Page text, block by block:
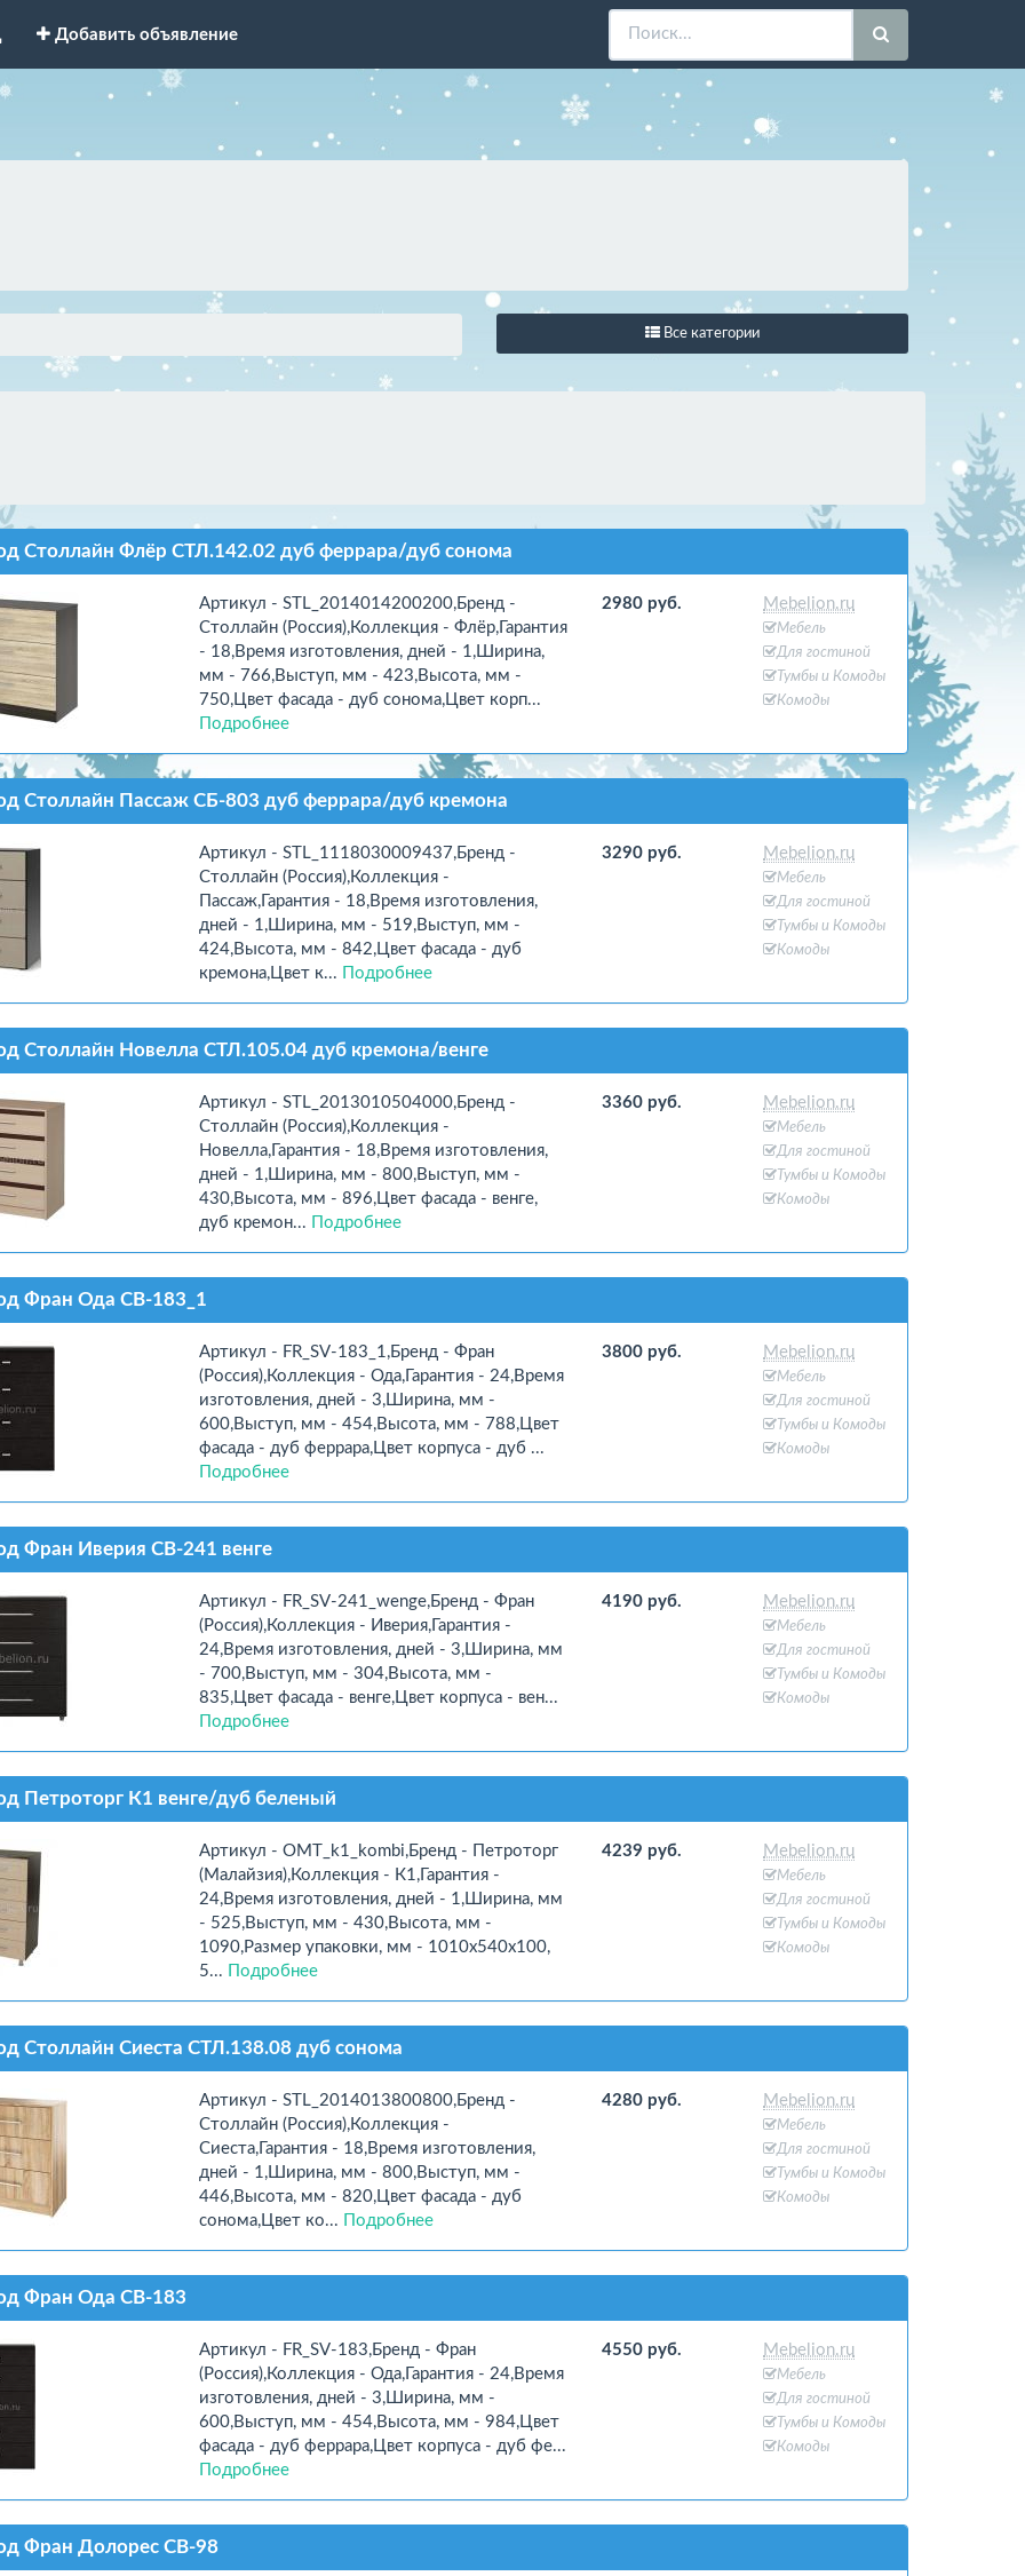
Добавить объявление
Все категории
Столлайн Флёр СТЛ.142.02 дуб феррара/дуб сонома
Артикул - STL_2014014200200,Бренд -
Столлайн (Россия),Коллекция - Флёр,Гарантия
- 18,Время изготовления, дней - 1,Ширина,
мм - 766,Выступ, мм - 423,Высота, мм -
750,Цвет фасада - дуб сонома,Цвет корп...
Подробнее
2980 руб. Mebelion.ru
Мебель
Для гостиной
Тумбы и Комоды
Комоды
Столлайн Пассаж СБ-803 дуб феррара/дуб кремона
Артикул - STL_1118030009437,Бренд -
Столлайн (Россия),Коллекция -
Пассаж,Гарантия - 18,Время изготовления,
дней - 1,Ширина, мм - 519,Выступ, мм -
424,Высота, мм - 842,Цвет фасада - дуб
кремона,Цвет к...
Подробнее
3290 руб. Mebelion.ru
Мебель
Для гостиной
Тумбы и Комоды
Комоды
Столлайн Новелла СТЛ.105.04 дуб кремона/венге
Артикул - STL_2013010504000,Бренд -
Столлайн (Россия),Коллекция -
Новелла,Гарантия - 18,Время изготовления,
дней - 1,Ширина, мм - 800,Выступ, мм -
430,Высота, мм - 896,Цвет фасада - венге,
дуб кремон...
Подробнее
3360 руб. Mebelion.ru
Мебель
Для гостиной
Тумбы и Комоды
Комоды
Фран Ода СВ-183_1
Артикул - FR_SV-183_1,Бренд - Фран
(Россия),Коллекция - Ода,Гарантия - 24,Время
изготовления, дней - 3,Ширина, мм -
600,Выступ, мм - 454,Высота, мм - 788,Цвет
фасада - дуб феррара,Цвет корпуса - дуб ...
Подробнее
3800 руб. Mebelion.ru
Мебель
Для гостиной
Тумбы и Комоды
Комоды
Фран Иверия СВ-241 венге
Артикул - FR_SV-241_wenge,Бренд - Фран
(Россия),Коллекция - Иверия,Гарантия -
24,Время изготовления, дней - 3,Ширина, мм
- 700,Выступ, мм - 304,Высота, мм -
835,Цвет фасада - венге,Цвет корпуса - вен...
Подробнее
4190 руб. Mebelion.ru
Мебель
Для гостиной
Тумбы и Комоды
Комоды
Петроторг К1 венге/дуб беленый
Артикул - OMT_k1_kombi,Бренд - Петроторг
(Малайзия),Коллекция - К1,Гарантия -
24,Время изготовления, дней - 1,Ширина, мм
- 525,Выступ, мм - 430,Высота, мм -
1090,Размер упаковки, мм - 1010x540x100,
5...
Подробнее
4239 руб. Mebelion.ru
Мебель
Для гостиной
Тумбы и Комоды
Комоды
Столлайн Сиеста СТЛ.138.08 дуб сонома
Артикул - STL_2014013800800,Бренд -
Столлайн (Россия),Коллекция -
Сиеста,Гарантия - 18,Время изготовления,
дней - 1,Ширина, мм - 800,Выступ, мм -
446,Высота, мм - 820,Цвет фасада - дуб
сонома,Цвет ко...
Подробнее
4280 руб. Mebelion.ru
Мебель
Для гостиной
Тумбы и Комоды
Комоды
Фран Ода СВ-183
Артикул - FR_SV-183,Бренд - Фран
(Россия),Коллекция - Ода,Гарантия - 24,Время
изготовления, дней - 3,Ширина, мм -
600,Выступ, мм - 454,Высота, мм - 984,Цвет
фасада - дуб феррара,Цвет корпуса - дуб фе...
Подробнее
4550 руб. Mebelion.ru
Мебель
Для гостиной
Тумбы и Комоды
Комоды
Фран Долорес СВ-98